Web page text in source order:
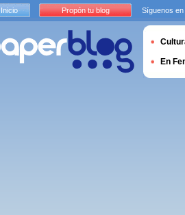
Inicio Propón tu blog Síguenos en
En